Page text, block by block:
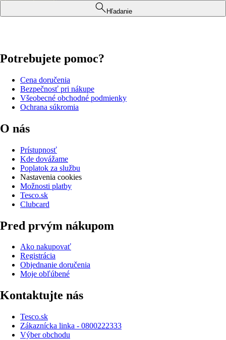
Hľadanie
Potrebujete pomoc?
Cena doručenia
Bezpečnosť pri nákupe
Všeobecné obchodné podmienky
Ochrana súkromia
O nás
Prístupnosť
Kde dovážame
Poplatok za službu
Nastavenia cookies
Možnosti platby
Tesco.sk
Clubcard
Pred prvým nákupom
Ako nakupovať
Registrácia
Objednanie doručenia
Moje obľúbené
Kontaktujte nás
Tesco.sk
Zákaznícka linka - 0800222333
Výber obchodu